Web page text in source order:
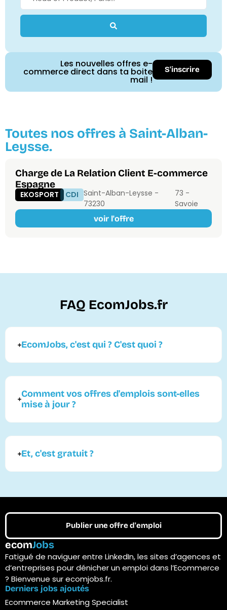
Les nouvelles offres e-
commerce direct dans ta boite
mail !
S'inscrire
Toutes nos offres à Saint-Alban-
Leysse.
Charge de La Relation Client E-commerce
Espagne
EKOSPORT CDI Saint-Alban-Leysse -
73230
73 -
Savoie
voir l'offre
FAQ EcomJobs.fr
EcomJobs, c'est qui ? C'est quoi ?
Comment vos offres d'emplois sont-elles
mise à jour ?
Et, c'est gratuit ?
ecomJobs
Fatigué de naviguer entre LinkedIn, les sites d’agences et
d’entreprises pour dénicher un emploi dans l’Ecommerce
? Bienvenue sur ecomjobs.fr.
Publier une offre d'emploi
Derniers jobs ajoutés
Ecommerce Marketing Specialist